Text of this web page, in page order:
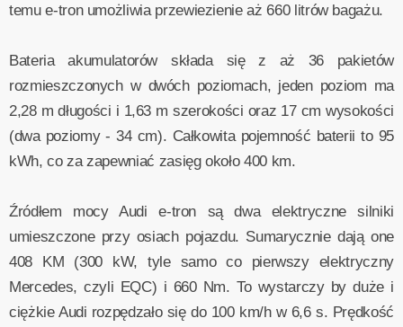
temu e-tron umożliwia przewiezienie aż 660 litrów bagażu.
Bateria akumulatorów składa się z aż 36 pakietów
rozmieszczonych w dwóch poziomach, jeden poziom ma
2,28 m długości i 1,63 m szerokości oraz 17 cm wysokości
(dwa poziomy - 34 cm). Całkowita pojemność baterii to 95
kWh, co za zapewniać zasięg około 400 km.
Źródłem mocy Audi e-tron są dwa elektryczne silniki
umieszczone przy osiach pojazdu. Sumarycznie dają one
408 KM (300 kW, tyle samo co pierwszy elektryczny
Mercedes, czyli EQC) i 660 Nm. To wystarczy by duże i
ciężkie Audi rozpędzało się do 100 km/h w 6,6 s. Prędkość